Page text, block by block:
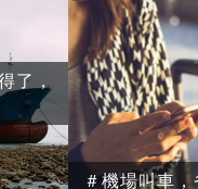
了，
＃機場叫車